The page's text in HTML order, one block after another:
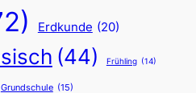
Erdkunde (20)
(44) Frühling (14)
Grundschule (15)